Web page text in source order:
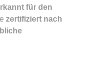
für den
zertifiziert nach